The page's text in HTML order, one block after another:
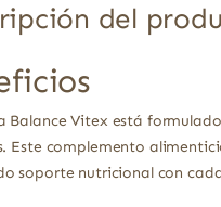
del
Balance Vitex está
Este complemento
soporte nutricional con